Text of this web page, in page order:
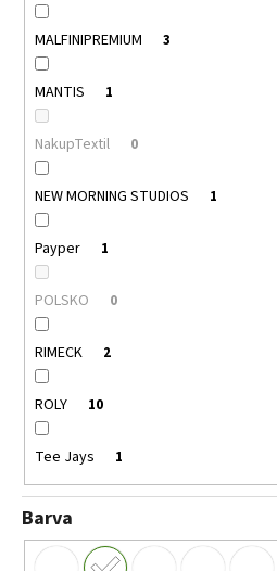
MALFINIPREMIUM 3
MANTIS 1
NakupTextil 0
NEW MORNING STUDIOS 1
Payper 1
POLSKO 0
RIMECK 2
ROLY 10
Tee Jays 1
Barva